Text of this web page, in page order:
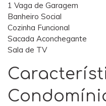
1 Vaga de Garagem
Banheiro Social
Cozinha Funcional
Sacada Aconchegante
Sala de TV